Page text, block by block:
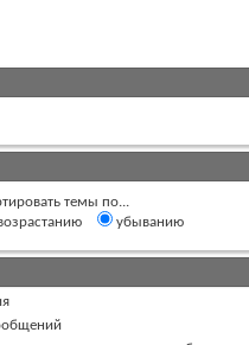
темы по...
убыванию